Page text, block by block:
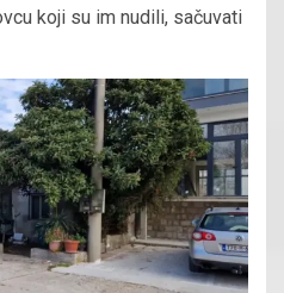
koji su im nudili, sačuvati